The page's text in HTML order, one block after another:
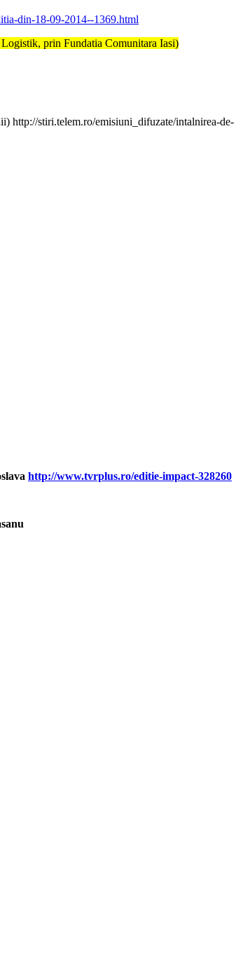
din-18-09-2014--1369.html
prin Fundatia Comunitara Iasi)
http://stiri.telem.ro/emisiuni_difuzate/intalnirea-de-
http://www.tvrplus.ro/editie-impact-328260